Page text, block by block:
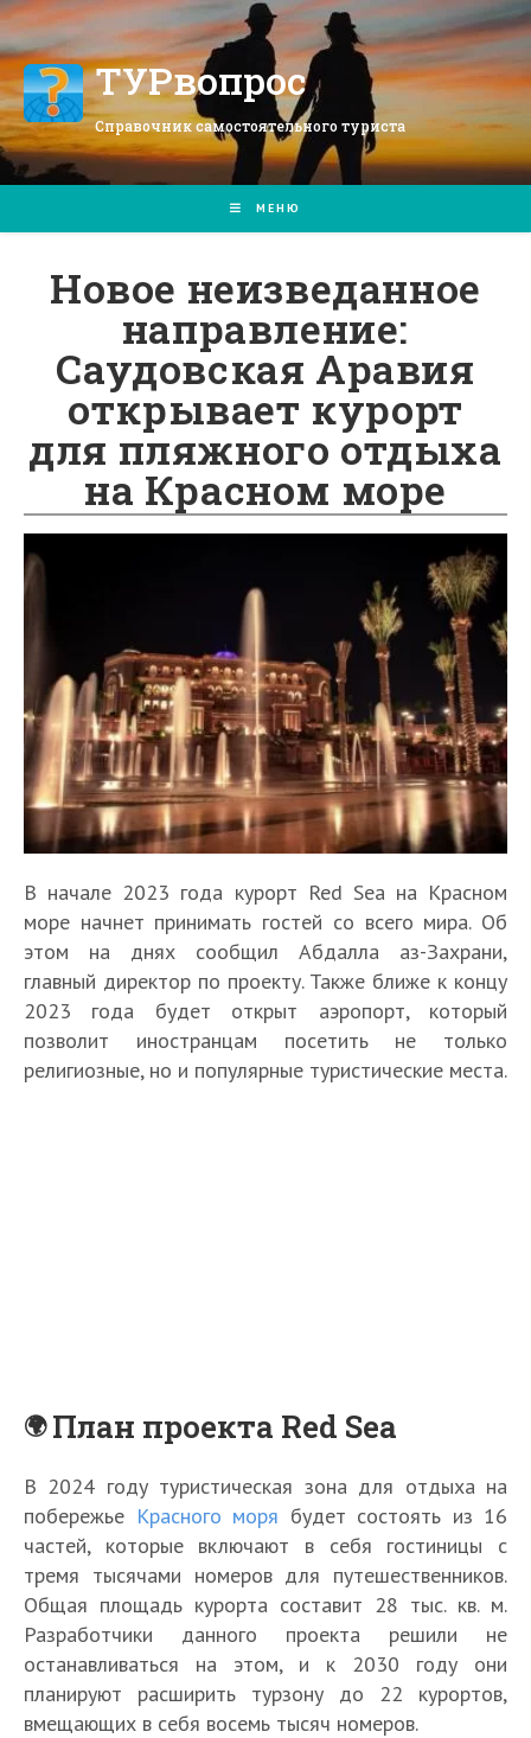
Перейти
к
содержимомуТУРвопрос
Справочник самостоятельного туриста
МЕНЮ
Новое неизведанное
направление:
Саудовская Аравия
открывает курорт
для пляжного отдыха
на Красном море
В начале 2023 года курорт Red Sea на Красном
море начнет принимать гостей со всего мира. Об
этом на днях сообщил Абдалла аз-Захрани,
главный директор по проекту. Также ближе к концу
2023 года будет открыт аэропорт, который
позволит иностранцам посетить не только
религиозные, но и популярные туристические места.
План проекта Red Sea
В 2024 году туристическая зона для отдыха на
побережье Красного моря будет состоять из 16
частей, которые включают в себя гостиницы с
тремя тысячами номеров для путешественников.
Общая площадь курорта составит 28 тыс. кв. м.
Разработчики данного проекта решили не
останавливаться на этом, и к 2030 году они
планируют расширить турзону до 22 курортов,
вмещающих в себя восемь тысяч номеров.